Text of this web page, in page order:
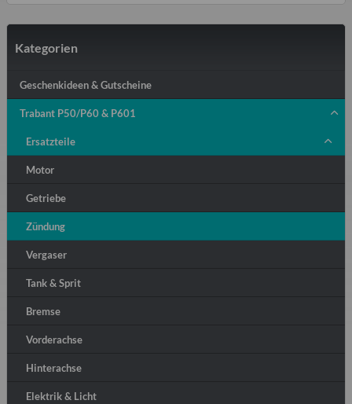
Kategorien
Geschenkideen & Gutscheine
Trabant P50/P60 & P601
Ersatzteile
Motor
Getriebe
Zündung
Vergaser
Tank & Sprit
Bremse
Vorderachse
Hinterachse
Elektrik & Licht